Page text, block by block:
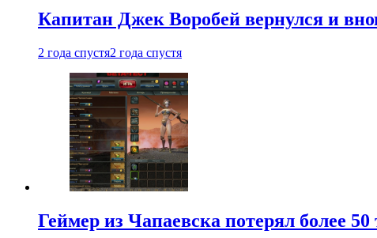
Капитан Джек Воробей вернулся и
2 года спустя2 года спустя
Геймер из Чапаевска потерял более